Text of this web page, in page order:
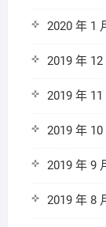
2020 年 1
2019 年 12
2019 年 11
2019 年 10
2019 年 9
2019 年 8